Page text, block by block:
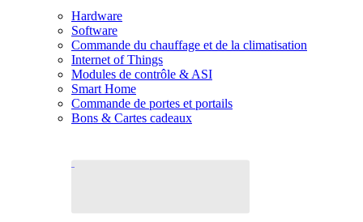
Hardware
Software
Commande du chauffage et de la climatisation
Internet of Things
Modules de contrôle & ASI
Smart Home
Commande de portes et portails
Bons & Cartes cadeaux